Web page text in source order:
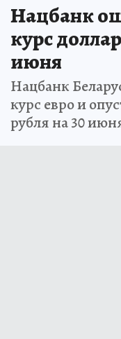
Нацбанк
курс
июня
Нацбанк
курс евро и
рубля на 30